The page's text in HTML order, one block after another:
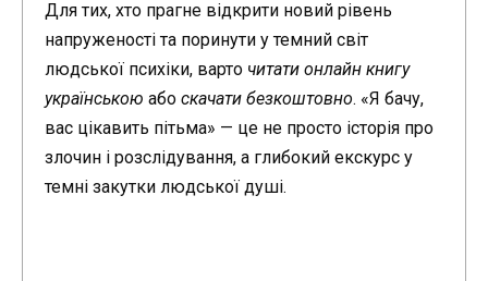
Для тих, хто прагне відкрити новий рівень
напруженості та поринути у темний світ
людської психіки, варто читати онлайн книгу
українською або скачати безкоштовно. «Я бачу,
вас цікавить пітьма» — це не просто історія про
злочин і розслідування, а глибокий екскурс у
темні закутки людської душі.